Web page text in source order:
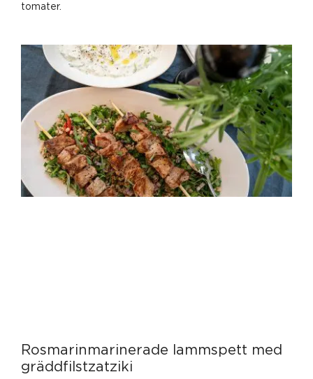
tomater.
Rosmarinmarinerade lammspett med
gräddfilstzatziki